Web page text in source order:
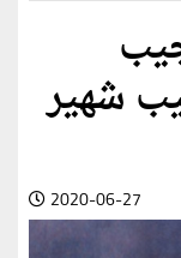
شهير
2020-06-27